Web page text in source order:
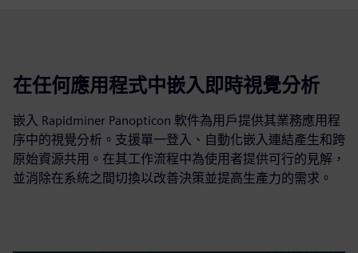
在任何應用程式中嵌入即時視覺分析
嵌入 Rapidminer Panopticon 軟件為用戶提供其業務應用程
序中的視覺分析。支援單一登入、自動化嵌入連結產生和跨
原始資源共用。在其工作流程中為使用者提供可行的見解，
並消除在系統之間切換以改善決策並提高生產力的需求。